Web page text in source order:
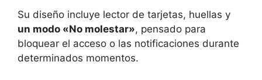
Su diseño incluye lector de tarjetas, huellas y
un modo «No molestar», pensado para
bloquear el acceso o las notificaciones durante
determinados momentos.